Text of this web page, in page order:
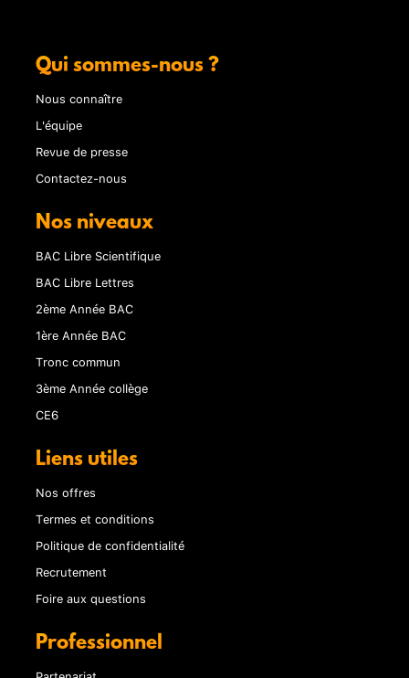
Qui sommes-nous ?
Nous connaître
L'équipe
Revue de presse
Contactez-nous
Nos niveaux
BAC Libre Scientifique
BAC Libre Lettres
2ème Année BAC
1ère Année BAC
Tronc commun
3ème Année collège
CE6
Liens utiles
Nos offres
Termes et conditions
Politique de confidentialité
Recrutement
Foire aux questions
Professionnel